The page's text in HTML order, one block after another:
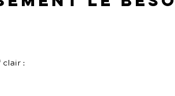
clair :